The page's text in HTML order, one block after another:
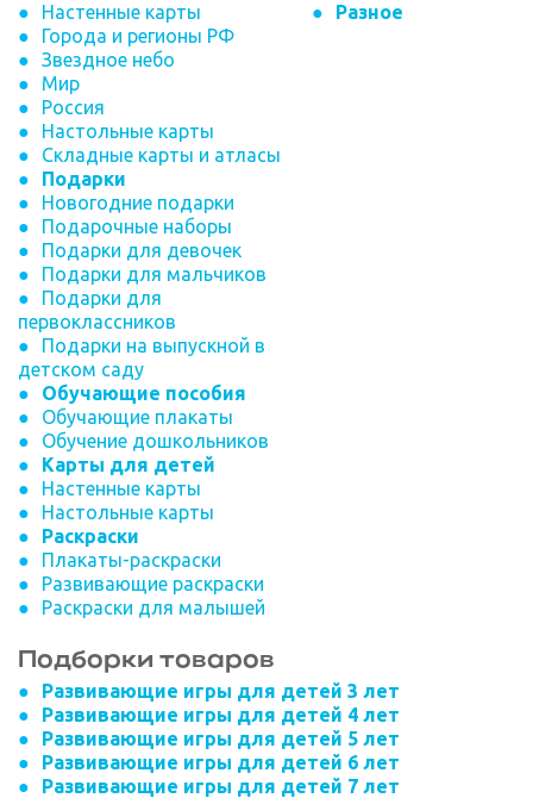
Настенные карты
Города и регионы РФ
Звездное небо
Мир
Россия
Настольные карты
Складные карты и атласы
Подарки
Новогодние подарки
Подарочные наборы
Подарки для девочек
Подарки для мальчиков
Подарки для
первоклассников
Подарки на выпускной в
детском саду
Обучающие пособия
Обучающие плакаты
Обучение дошкольников
Карты для детей
Настенные карты
Настольные карты
Раскраски
Плакаты-раскраски
Развивающие раскраски
Раскраски для малышей
Разное
Подборки товаров
Развивающие игры для детей 3 лет
Развивающие игры для детей 4 лет
Развивающие игры для детей 5 лет
Развивающие игры для детей 6 лет
Развивающие игры для детей 7 лет